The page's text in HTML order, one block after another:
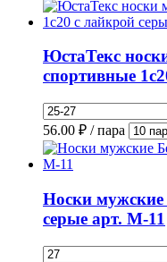
ЮстаТекс
спортивные
56.00 ₽ / пара
Носки мужские
серые арт. М-11